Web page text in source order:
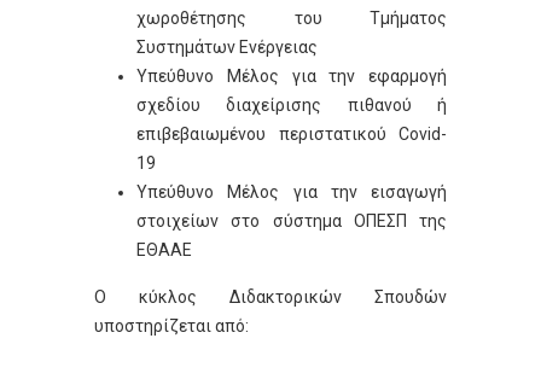
χωροθέτησης του Τμήματος
Συστημάτων Ενέργειας
Υπεύθυνο Μέλος για την εφαρμογή
σχεδίου διαχείρισης πιθανού ή
επιβεβαιωμένου περιστατικού Covid-
19
Υπεύθυνο Μέλος για την εισαγωγή
στοιχείων στο σύστημα ΟΠΕΣΠ της
ΕΘΑΑΕ
Ο κύκλος Διδακτορικών Σπουδών
υποστηρίζεται από: